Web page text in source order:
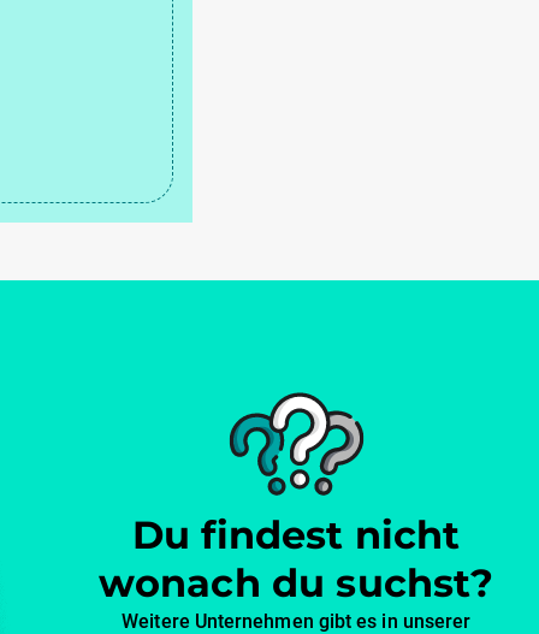
Du findest nicht
wonach du suchst?
Weitere Unternehmen gibt es in unserer